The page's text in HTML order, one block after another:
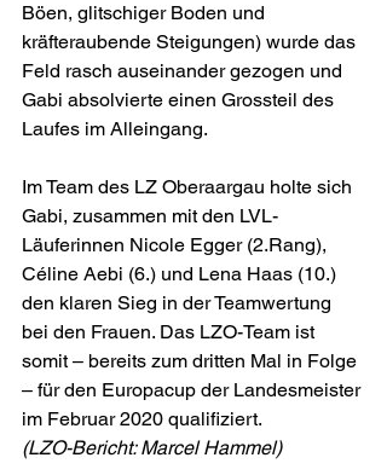
Böen, glitschiger Boden und
kräfteraubende Steigungen) wurde das
Feld rasch auseinander gezogen und
Gabi absolvierte einen Grossteil des
Laufes im Alleingang.
Im Team des LZ Oberaargau holte sich
Gabi, zusammen mit den LVL-
Läuferinnen Nicole Egger (2.Rang),
Céline Aebi (6.) und Lena Haas (10.)
den klaren Sieg in der Teamwertung
bei den Frauen. Das LZO-Team ist
somit – bereits zum dritten Mal in Folge
– für den Europacup der Landesmeister
im Februar 2020 qualifiziert.
(LZO-Bericht: Marcel Hammel)